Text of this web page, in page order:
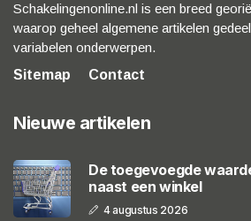
Schakelingenonline.nl is een breed
waarop geheel algemene artikelen
variabelen onderwerpen.
Sitemap
Contact
Nieuwe artikelen
De toegevoegde
naast een winkel
4 augustus 2026